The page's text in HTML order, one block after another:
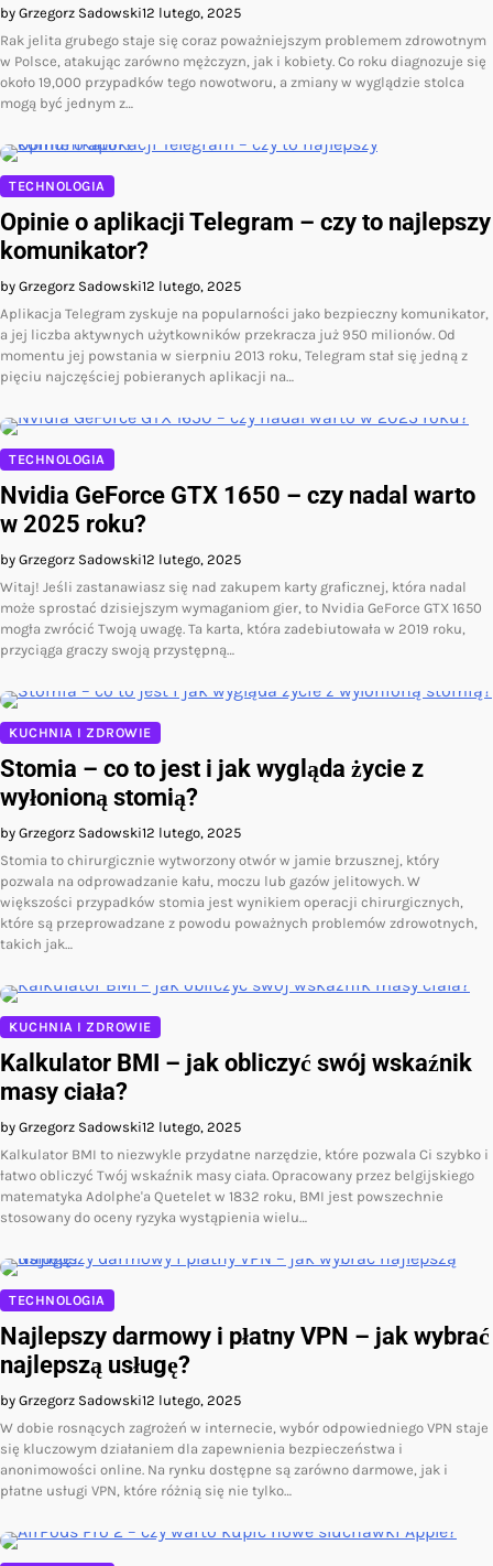
by Grzegorz Sadowski12 lutego, 2025
Rak jelita grubego staje się coraz poważniejszym problemem zdrowotnym
w Polsce, atakując zarówno mężczyzn, jak i kobiety. Co roku diagnozuje się
około 19,000 przypadków tego nowotworu, a zmiany w wyglądzie stolca
mogą być jednym z…
TECHNOLOGIA
Opinie o aplikacji Telegram – czy to najlepszy
komunikator?
by Grzegorz Sadowski12 lutego, 2025
Aplikacja Telegram zyskuje na popularności jako bezpieczny komunikator,
a jej liczba aktywnych użytkowników przekracza już 950 milionów. Od
momentu jej powstania w sierpniu 2013 roku, Telegram stał się jedną z
pięciu najczęściej pobieranych aplikacji na…
TECHNOLOGIA
Nvidia GeForce GTX 1650 – czy nadal warto
w 2025 roku?
by Grzegorz Sadowski12 lutego, 2025
Witaj! Jeśli zastanawiasz się nad zakupem karty graficznej, która nadal
może sprostać dzisiejszym wymaganiom gier, to Nvidia GeForce GTX 1650
mogła zwrócić Twoją uwagę. Ta karta, która zadebiutowała w 2019 roku,
przyciąga graczy swoją przystępną…
KUCHNIA I ZDROWIE
Stomia – co to jest i jak wygląda życie z
wyłonioną stomią?
by Grzegorz Sadowski12 lutego, 2025
Stomia to chirurgicznie wytworzony otwór w jamie brzusznej, który
pozwala na odprowadzanie kału, moczu lub gazów jelitowych. W
większości przypadków stomia jest wynikiem operacji chirurgicznych,
które są przeprowadzane z powodu poważnych problemów zdrowotnych,
takich jak…
KUCHNIA I ZDROWIE
Kalkulator BMI – jak obliczyć swój wskaźnik
masy ciała?
by Grzegorz Sadowski12 lutego, 2025
Kalkulator BMI to niezwykle przydatne narzędzie, które pozwala Ci szybko i
łatwo obliczyć Twój wskaźnik masy ciała. Opracowany przez belgijskiego
matematyka Adolphe'a Quetelet w 1832 roku, BMI jest powszechnie
stosowany do oceny ryzyka wystąpienia wielu…
TECHNOLOGIA
Najlepszy darmowy i płatny VPN – jak wybrać
najlepszą usługę?
by Grzegorz Sadowski12 lutego, 2025
W dobie rosnących zagrożeń w internecie, wybór odpowiedniego VPN staje
się kluczowym działaniem dla zapewnienia bezpieczeństwa i
anonimowości online. Na rynku dostępne są zarówno darmowe, jak i
płatne usługi VPN, które różnią się nie tylko…